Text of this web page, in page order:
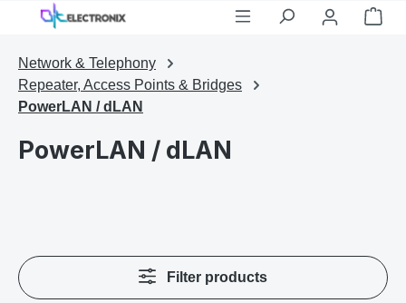
Skip to main content
Network & Telephony
Repeater, Access Points & Bridges
PowerLAN / dLAN
PowerLAN / dLAN
Filter products